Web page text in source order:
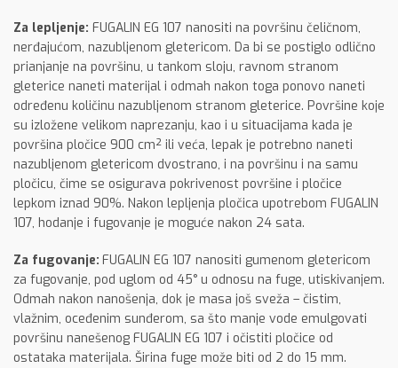
Za lepljenje: FUGALIN EG 107 nanositi na površinu čeličnom,
nerđajućom, nazubljenom gletericom. Da bi se postiglo odlično
prianjanje na površinu, u tankom sloju, ravnom stranom
gleterice naneti materijal i odmah nakon toga ponovo naneti
određenu količinu nazubljenom stranom gleterice. Površine koje
su izložene velikom naprezanju, kao i u situacijama kada je
površina pločice 900 cm² ili veća, lepak je potrebno naneti
nazubljenom gletericom dvostrano, i na površinu i na samu
pločicu, čime se osigurava pokrivenost površine i pločice
lepkom iznad 90%. Nakon lepljenja pločica upotrebom FUGALIN
107, hodanje i fugovanje je moguće nakon 24 sata.
Za fugovanje: FUGALIN EG 107 nanositi gumenom gletericom
za fugovanje, pod uglom od 45° u odnosu na fuge, utiskivanjem.
Odmah nakon nanošenja, dok je masa još sveža – čistim,
vlažnim, oceđenim sunđerom, sa što manje vode emulgovati
površinu nanešenog FUGALIN EG 107 i očistiti pločice od
ostataka materijala. Širina fuge može biti od 2 do 15 mm.